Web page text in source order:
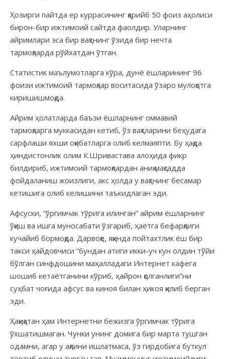
Ҳозирги пайтда ер куррасининг қарийб 50 фоиз аҳолиси
бирон-бир ижтимоий сайтда фаолдир. Уларнинг
айримлари эса бир вақтнинг ўзида бир нечта
тармоқларда рўйхатдан ўтган.
Статистик маълумотларга кўра, дунё ёшларининг 96
фоизи ижтимоий тармоқлар воситасида ўзаро мулоқотга
киришишмоқда.
Айрим ҳолатларда баъзи ёшларнинг оммавий
тармоқларга муккасидан кетиб, ўз вақтларини беҳудага
сарфлаши яхши оқибатларга олиб келмаяпти. Бу ҳақда
ҳиндистонлик олим К.Шривастава алоҳида фикр
билдириб, ижтимоий тармоқлардан аниқ мақсадда
фойдаланиш жоизлиги, акс ҳолда у вақтнинг бесамар
кетишига олиб келишини таъкидлаган эди.
Афсуски, “ўргимчак тўрига илинган” айрим ёшларнинг
ўқиш ва ишга муносабати ўзгариб, ҳаётга бефарқлиги
кучайиб бормоқда. Дарвоқе, яқинда пойтахтлик ёш бир
такси ҳайдовчиси “бундан атиги икки-уч кун олдин тўйи
бўлган синфдошини маҳалладаги Интернет кафега
шошиб кетаётганини кўриб, ҳайрон қолганлиги”ни
суҳбат чоғида афсус ва киноя билан ҳикоя қилиб берган
эди.
Ҳақиқатан ҳам Интернетни бежизга ўргимчак тўрига
ўхшатишмаган. Чунки унинг домига бир марта тушган
одамни, агар у ақлини ишлатмаса, ўз гирдобига буткул